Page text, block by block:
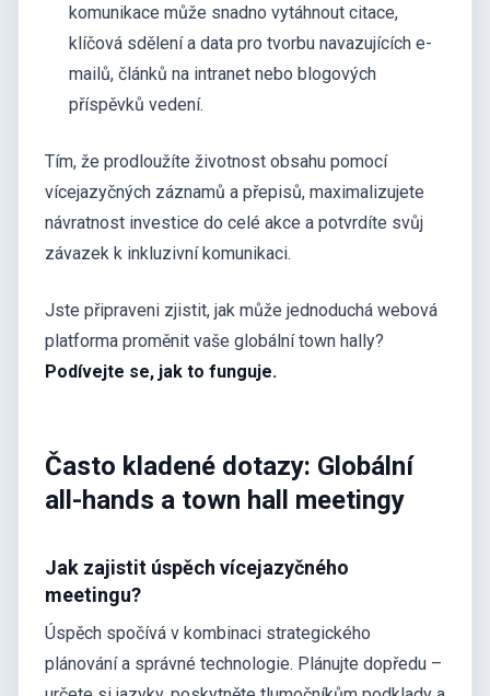
komunikace může snadno vytáhnout citace,
klíčová sdělení a data pro tvorbu navazujících e-
mailů, článků na intranet nebo blogových
příspěvků vedení.
Tím, že prodloužíte životnost obsahu pomocí
vícejazyčných záznamů a přepisů, maximalizujete
návratnost investice do celé akce a potvrdíte svůj
závazek k inkluzivní komunikaci.
Jste připraveni zjistit, jak může jednoduchá webová
platforma proměnit vaše globální town hally?
Podívejte se, jak to funguje.
Často kladené dotazy: Globální
all-hands a town hall meetingy
Jak zajistit úspěch vícejazyčného
meetingu?
Úspěch spočívá v kombinaci strategického
plánování a správné technologie. Plánujte dopředu –